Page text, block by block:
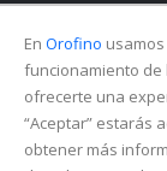
Canal de
En Orofino
funcionamiento de
ofrecerte una
“Aceptar” estarás
obtener más